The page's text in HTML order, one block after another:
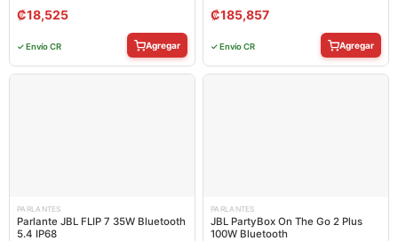
₡18,525
✓ Envío CR Agregar
₡185,857
✓ Envío CR Agregar
PARLANTES
Parlante JBL FLIP 7 35W Bluetooth
5.4 IP68
PARLANTES
JBL PartyBox On The Go 2 Plus
100W Bluetooth